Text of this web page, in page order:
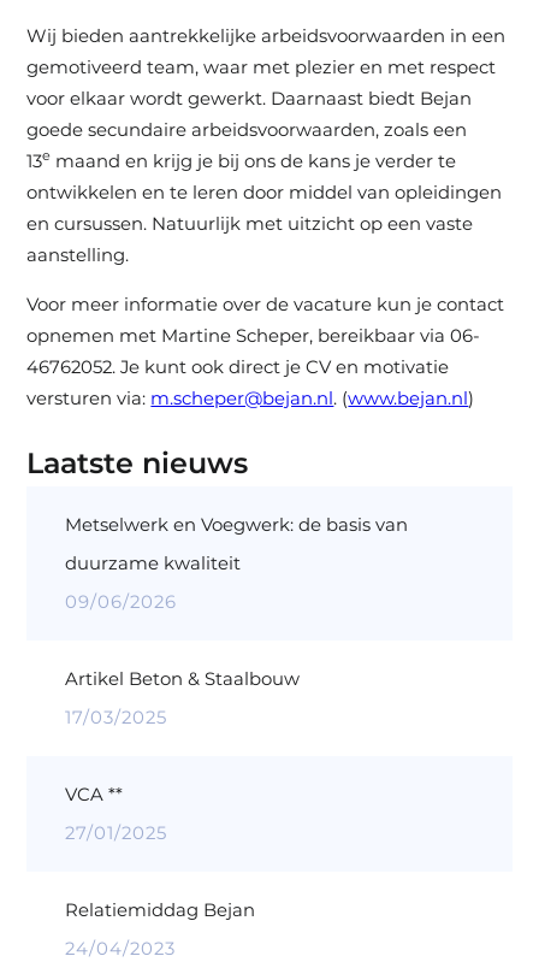
Wij bieden aantrekkelijke arbeidsvoorwaarden in een
gemotiveerd team, waar met plezier en met respect
voor elkaar wordt gewerkt. Daarnaast biedt Bejan
goede secundaire arbeidsvoorwaarden, zoals een
13e maand en krijg je bij ons de kans je verder te
ontwikkelen en te leren door middel van opleidingen
en cursussen. Natuurlijk met uitzicht op een vaste
aanstelling.
Voor meer informatie over de vacature kun je contact
opnemen met Martine Scheper, bereikbaar via 06-
46762052. Je kunt ook direct je CV en motivatie
versturen via: m.scheper@bejan.nl. (www.bejan.nl)
Laatste nieuws
Metselwerk en Voegwerk: de basis van
duurzame kwaliteit
09/06/2026
Artikel Beton & Staalbouw
17/03/2025
VCA **
27/01/2025
Relatiemiddag Bejan
24/04/2023